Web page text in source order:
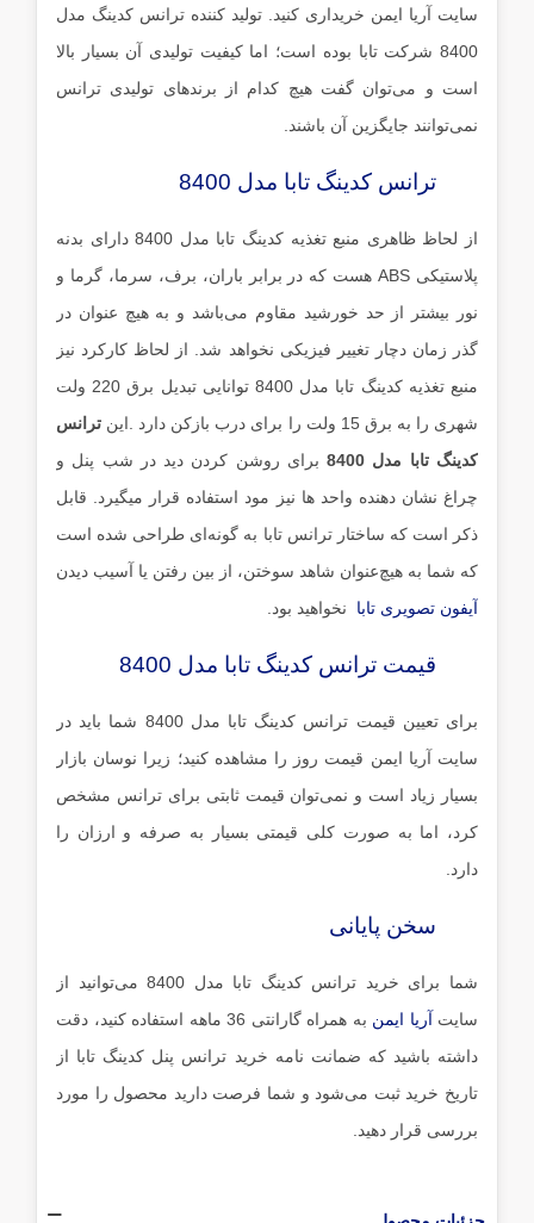
سایت آریا ایمن خریداری کنید. تولید کننده ترانس کدینگ مدل
8400 شرکت تابا بوده است؛ اما کیفیت تولیدی آن بسیار بالا
است و می‌توان گفت هیچ‌ کدام از برندهای تولیدی ترانس
نمی‌توانند جایگزین آن باشند.
ترانس کدینگ تابا مدل 8400
از لحاظ ظاهری منبع تغذیه کدینگ تابا مدل 8400 دارای بدنه
پلاستیکی ABS هست که در برابر باران، برف، سرما، گرما و
نور بیشتر از حد خورشید مقاوم می‌باشد و به هیچ عنوان در
گذر زمان دچار تغییر فیزیکی نخواهد شد. از لحاظ کارکرد نیز
منبع تغذیه کدینگ تابا مدل 8400 توانایی تبدیل برق 220 ولت
شهری را به برق 15 ولت را برای درب بازکن دارد .این
ترانس
کدینگ تابا مدل 8400
برای روشن کردن دید در شب پنل و
چراغ نشان دهنده واحد ها نیز مود استفاده قرار میگیرد. قابل
ذکر است که ساختار ترانس تابا به گونه‌ای طراحی شده است
که شما به هیچ‌عنوان شاهد سوختن، از بین رفتن یا آسیب دیدن
آیفون تصویری تابا
نخواهید بود.
قیمت ترانس کدینگ تابا مدل 8400
برای تعیین قیمت ترانس کدینگ تابا مدل 8400 شما باید در
سایت آریا ایمن قیمت روز را مشاهده کنید؛ زیرا نوسان بازار
بسیار زیاد است و نمی‌توان قیمت ثابتی برای ترانس مشخص
کرد، اما به صورت کلی قیمتی بسیار به صرفه و ارزان را
دارد.
سخن پایانی
شما برای خرید ترانس کدینگ تابا مدل 8400 می‌توانید از
سایت آریا ایمن
به همراه گارانتی 36 ماهه استفاده کنید، دقت
داشته باشید که ضمانت نامه خرید ترانس پنل کدینگ تابا از
تاریخ خرید ثبت می‌شود و شما فرصت دارید محصول را مورد
بررسی قرار دهید.